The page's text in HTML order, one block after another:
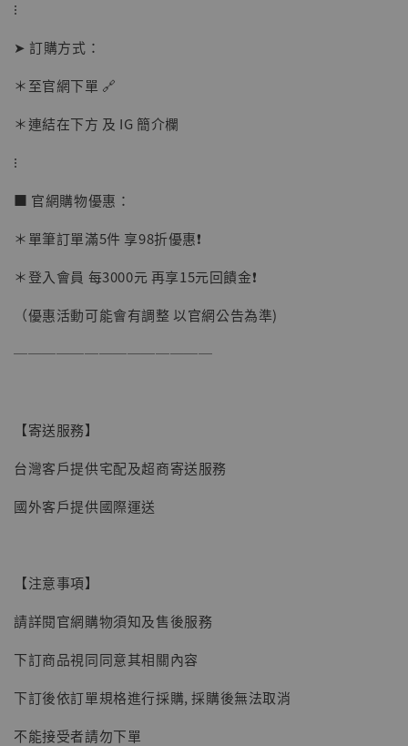
【現貨】BJSTUDIO 1/6系列可動蒐藏人偶 讓
NT$ 4,980
⁝
➤ 訂購方式：
＊至官網下單 🔗
＊連結在下方 及 IG 簡介欄
⁝
■ 官網購物優惠：
＊單筆訂單滿5件 享98折優惠❗️
＊登入會員 每3000元 再享15元回饋金❗️
（優惠活動可能會有調整 以官網公告為準)
──────────────
【寄送服務】
台灣客戶提供宅配及超商寄送服務
國外客戶提供國際運送
【注意事項】
請詳閱官網購物須知及售後服務
下訂商品視同同意其相關內容
下訂後依訂單規格進行採購, 採購後無法取消
不能接受者請勿下單